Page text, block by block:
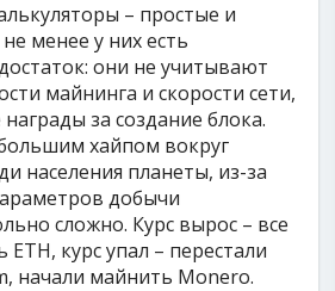
– простые и
менее у них есть
они не учитывают
майнинга и скорости сети,
за создание блока.
хайпом вокруг
населения планеты, из-за
добычи
сложно. Курс вырос – все
курс упал – перестали
начали майнить Monero.